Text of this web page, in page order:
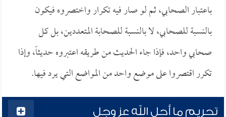
باعتبار الصحابي، ثم لو صار فيه تكرار واختصروه فيكون
بالنسبة للصحابي، لا بالنسبة للصحابة المتعددين، بل كل
صحابي واحد، فإذا جاء الحديث من طريقه اعتبروه حديثاً، وإذا
تكرر اقتصروا على موضع واحد من المواضع التي يرد فيها.
تحريم ما أحل الله عز وجل